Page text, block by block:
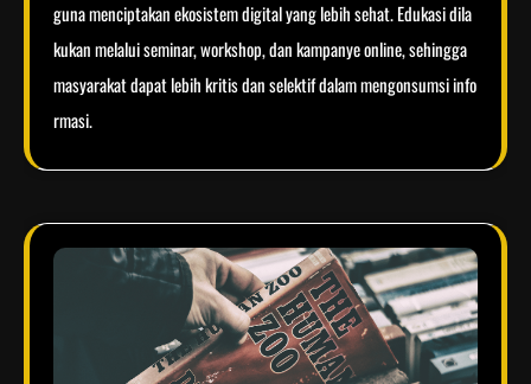
guna menciptakan ekosistem digital yang lebih sehat. Edukasi dila
kukan melalui seminar, workshop, dan kampanye online, sehingga
masyarakat dapat lebih kritis dan selektif dalam mengonsumsi info
rmasi.